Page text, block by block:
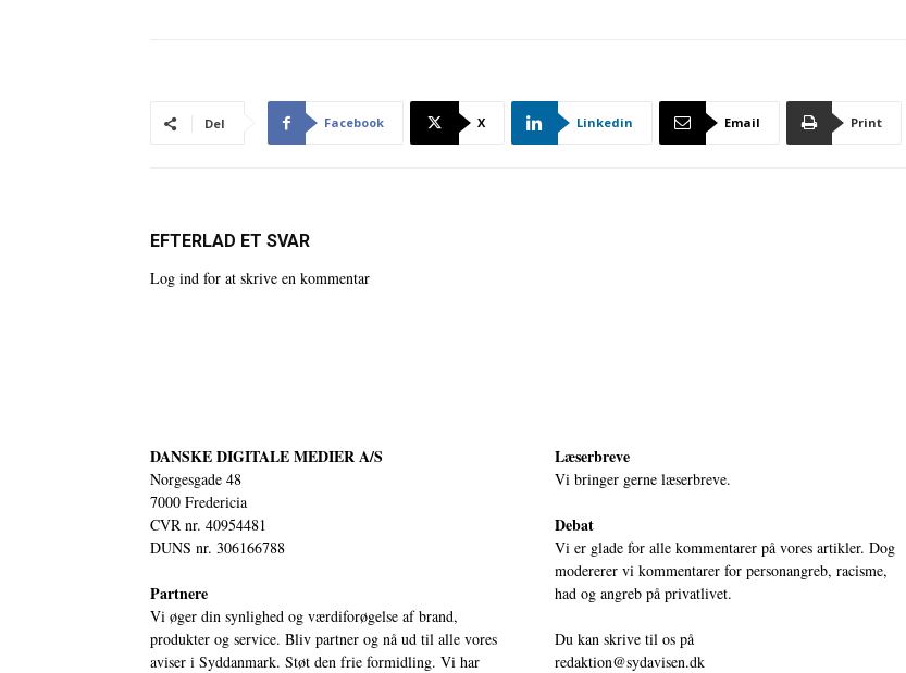
Del Facebook X Linkedin Email Print
EFTERLAD ET SVAR
Log ind for at skrive en kommentar
DANSKE DIGITALE MEDIER A/S
Norgesgade 48
7000 Fredericia
CVR nr. 40954481
DUNS nr. 306166788
Partnere
Vi øger din synlighed og værdiforøgelse af brand,
produkter og service. Bliv partner og nå ud til alle vores
aviser i Syddanmark. Støt den frie formidling. Vi har
Læserbreve
Vi bringer gerne læserbreve.
Debat
Vi er glade for alle kommentarer på vores artikler. Dog
modererer vi kommentarer for personangreb, racisme,
had og angreb på privatlivet.
Du kan skrive til os på
redaktion@sydavisen.dk